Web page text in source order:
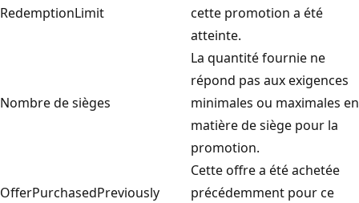
RedemptionLimit
cette promotion a été
atteinte.
Nombre de sièges
La quantité fournie ne
répond pas aux exigences
minimales ou maximales en
matière de siège pour la
promotion.
OfferPurchasedPreviously
Cette offre a été achetée
précédemment pour ce